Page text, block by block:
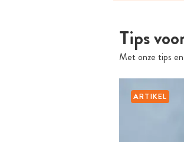
Tips
Met onze tips
ARTIKEL